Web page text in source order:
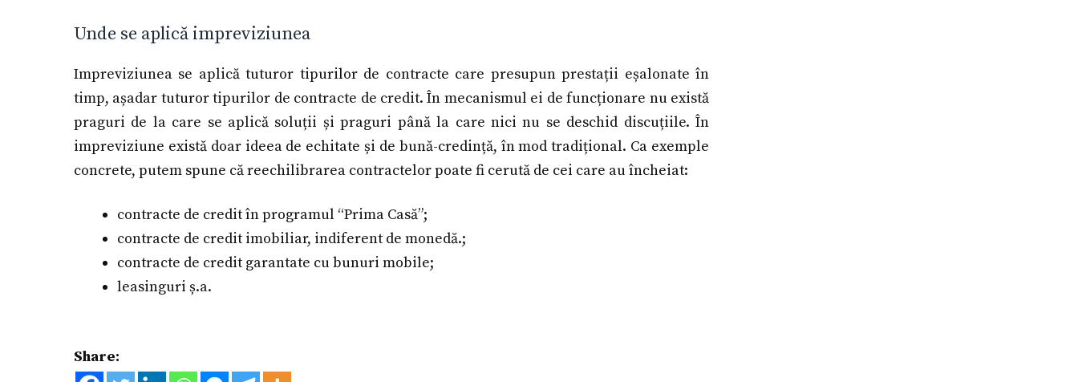
Unde se aplică impreviziunea
Impreviziunea se aplică tuturor tipurilor de contracte care presupun prestații eșalonate în
timp, așadar tuturor tipurilor de contracte de credit. În mecanismul ei de funcționare nu există
praguri de la care se aplică soluții și praguri până la care nici nu se deschid discuțiile. În
impreviziune există doar ideea de echitate și de bună-credință, în mod tradițional. Ca exemple
concrete, putem spune că reechilibrarea contractelor poate fi cerută de cei care au încheiat:
contracte de credit în programul “Prima Casă”;
contracte de credit imobiliar, indiferent de monedă.;
contracte de credit garantate cu bunuri mobile;
leasinguri ș.a.
Share: